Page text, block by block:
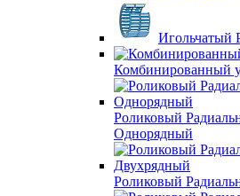
Игольчатый
Комбинированный
Роликовый
Однорядный
Роликовый